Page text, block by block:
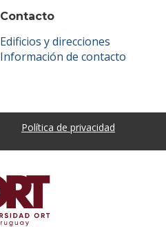
Contacto
Edificios y direcciones
Información de contacto
Política de privacidad